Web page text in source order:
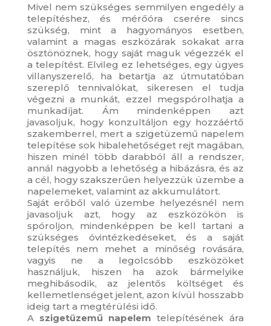
Mivel nem szükséges semmilyen engedély a
telepítéshez, és mérőóra cserére sincs
szükség, mint a hagyományos esetben,
valamint a magas eszközárak sokakat arra
ösztönöznek, hogy saját maguk végezzék el
a telepítést. Elvileg ez lehetséges, egy ügyes
villanyszerelő, ha betartja az útmutatóban
szereplő tennivalókat, sikeresen el tudja
végezni a munkát, ezzel megspórolhatja a
munkadíjat. Ám mindenképpen azt
javasoljuk, hogy konzultáljon egy hozzáértő
szakemberrel, mert a szigetüzemű napelem
telepítése sok hibalehetőséget rejt magában,
hiszen minél több darabból áll a rendszer,
annál nagyobb a lehetőség a hibázásra, és az
a cél, hogy szakszerűen helyezzük üzembe a
napelemeket, valamint az akkumulátort.
Saját erőből való üzembe helyezésnél nem
javasoljuk azt, hogy az eszközökön is
spóroljon, mindenképpen be kell tartani a
szükséges óvintézkedéseket, és a saját
telepítés nem mehet a minőség rovására,
vagyis ne a legolcsóbb eszközöket
használjuk, hiszen ha azok bármelyike
meghibásodik, az jelentős költséget és
kellemetlenséget jelent, azon kívül hosszabb
ideig tart a megtérülési idő.
A szigetüzemű napelem telepítésének ára